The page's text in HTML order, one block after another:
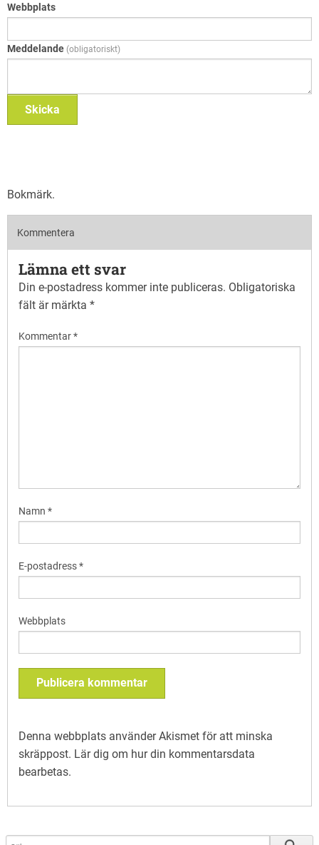
Webbplats
Meddelande (obligatoriskt)
Skicka
Bokmärk.
Kommentera
Lämna ett svar
Din e-postadress kommer inte publiceras. Obligatoriska
fält är märkta *
Kommentar*
Namn *
E-postadress*
Webbplats
Denna webbplats använder Akismet för att minska
skräppost. Lär dig om hur din kommentarsdata
bearbetas.